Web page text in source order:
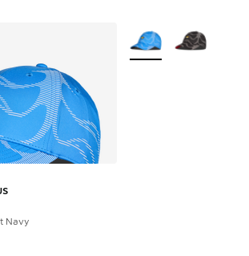
Navy
Meer kleuren